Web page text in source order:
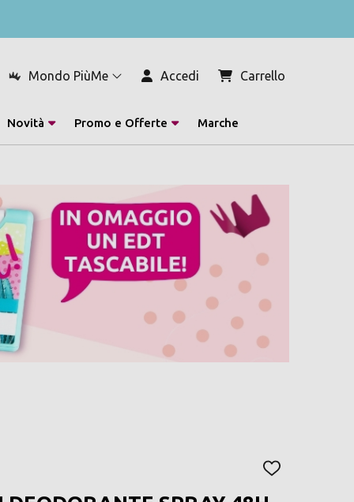
Mondo PiùMe Accedi Carrello
Novità Promo e Offerte Marche
AGGIUNGI
LISTA